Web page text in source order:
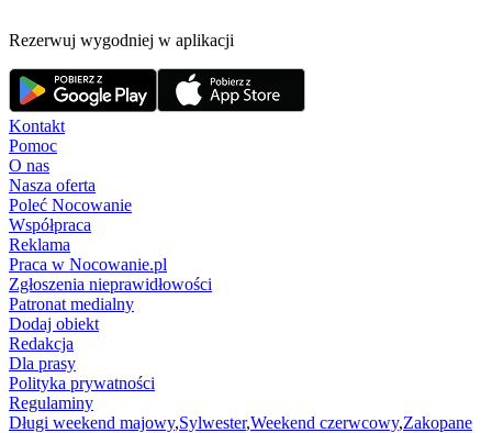
Rezerwuj wygodniej w aplikacji
Kontakt
Pomoc
O nas
Nasza oferta
Poleć Nocowanie
Współpraca
Reklama
Praca w Nocowanie.pl
Zgłoszenia nieprawidłowości
Patronat medialny
Dodaj obiekt
Redakcja
Dla prasy
Polityka prywatności
Regulaminy
Długi weekend majowy,Sylwester,Weekend czerwcowy,Zakopane